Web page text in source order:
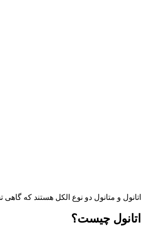
اتانول و متانول دو نوع الکل هستند که
اتانول چیست؟